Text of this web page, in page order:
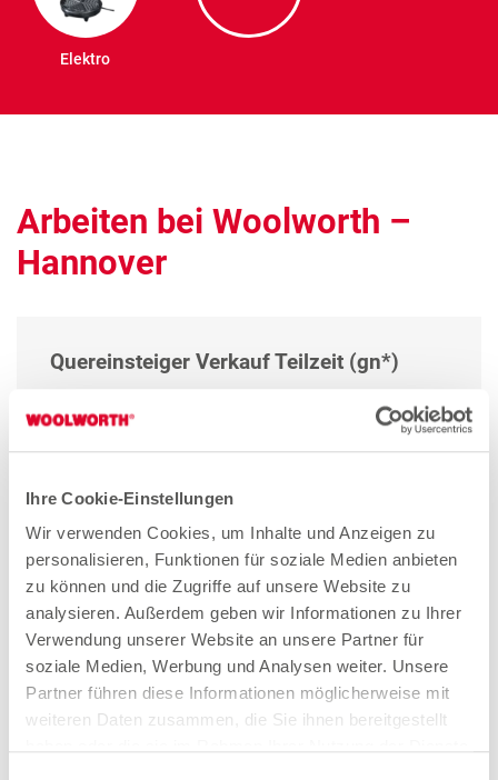
Ihre Cookie-Einstellungen
Wir verwenden Cookies, um Inhalte und Anzeigen zu
personalisieren, Funktionen für soziale Medien anbieten
zu können und die Zugriffe auf unsere Website zu
analysieren. Außerdem geben wir Informationen zu Ihrer
Verwendung unserer Website an unsere Partner für
soziale Medien, Werbung und Analysen weiter. Unsere
Partner führen diese Informationen möglicherweise mit
weiteren Daten zusammen, die Sie ihnen bereitgestellt
Elektro
Arbeiten bei Woolworth –
Hannover
Quereinsteiger Verkauf Teilzeit (gn*)
Verkäuferin Teilzeit (gn*)
Zum Stellenangebot
Stores in der Nähe von
Woolworth – Hannover